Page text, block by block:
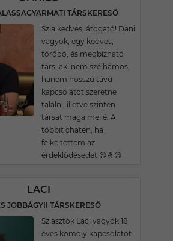
TÁRSKERESŐ
Szia kedves látogató! Dani
vagyok, egy kedves,
törődő, és megbízható
társ, aki nem szélhámos,
hanem hosszú távú
kapcsolatot szeretne
találni, illetve szintén
társat maga mellé. A
többit chaten, ha
felkeltettem az
érdeklődésedet 😊🤞😉
LACI
JOBBÁGYII TÁRSKERESŐ
Sziasztok Laci vagyok 18
éves komoly kapcsolatot